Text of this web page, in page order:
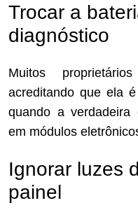
Trocar a
diagnóstico
Muitos
acreditando que ela
quando a verdadeira
em módulos
Ignorar luzes
painel